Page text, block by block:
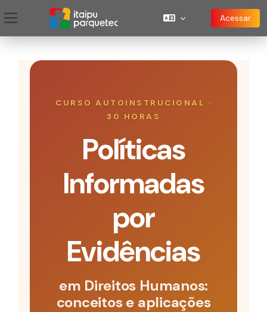
Painel lateral
CURSO AUTOINSTRUCIONAL ·
30 HORAS
Políticas
Informadas
por
Evidências
em Direitos Humanos:
conceitos e aplicações